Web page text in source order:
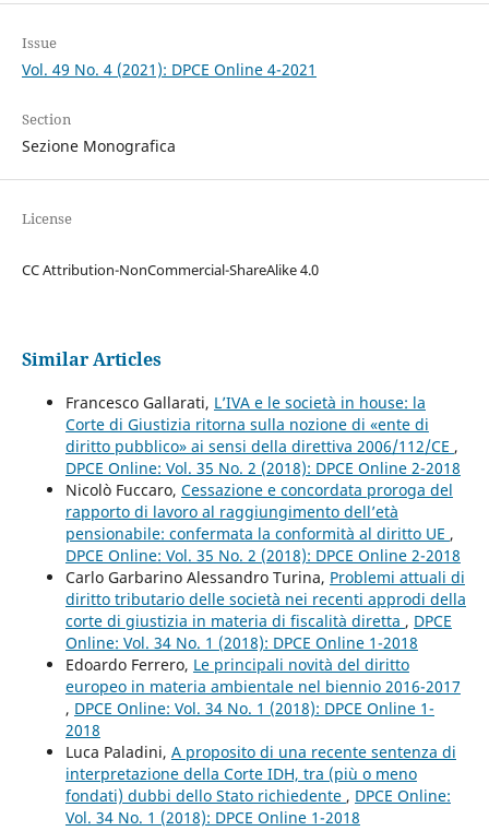
Issue
Vol. 49 No. 4 (2021): DPCE Online 4-2021
Section
Sezione Monografica
License
CC Attribution-NonCommercial-ShareAlike 4.0
Similar Articles
Francesco Gallarati, L’IVA e le società in house: la
Corte di Giustizia ritorna sulla nozione di «ente di
diritto pubblico» ai sensi della direttiva 2006/112/CE ,
DPCE Online: Vol. 35 No. 2 (2018): DPCE Online 2-2018
Nicolò Fuccaro, Cessazione e concordata proroga del
rapporto di lavoro al raggiungimento dell’età
pensionabile: confermata la conformità al diritto UE ,
DPCE Online: Vol. 35 No. 2 (2018): DPCE Online 2-2018
Carlo Garbarino Alessandro Turina, Problemi attuali di
diritto tributario delle società nei recenti approdi della
corte di giustizia in materia di fiscalità diretta , DPCE
Online: Vol. 34 No. 1 (2018): DPCE Online 1-2018
Edoardo Ferrero, Le principali novità del diritto
europeo in materia ambientale nel biennio 2016-2017
, DPCE Online: Vol. 34 No. 1 (2018): DPCE Online 1-
2018
Luca Paladini, A proposito di una recente sentenza di
interpretazione della Corte IDH, tra (più o meno
fondati) dubbi dello Stato richiedente , DPCE Online:
Vol. 34 No. 1 (2018): DPCE Online 1-2018